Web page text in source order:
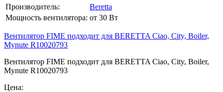
Производитель:
Beretta
Мощность вентилятора: от 30 Вт
Вентилятор FIME подходит для BERETTA Ciao, City, Boiler,
Mynute R10020793
Вентилятор FIME подходит для BERETTA Ciao, City, Boiler,
Mynute R10020793
Цена: